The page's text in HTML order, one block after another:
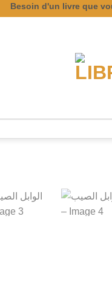
Besoin d'un livre que